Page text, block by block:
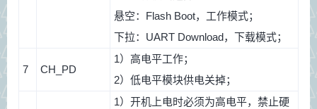
悬空：Flash Boot，工作模式；
下拉：UART Download，下载模式；
7 CH_PD
1）高电平工作；
2）低电平模块供电关掉；
1）开机上电时必须为高电平，禁止硬